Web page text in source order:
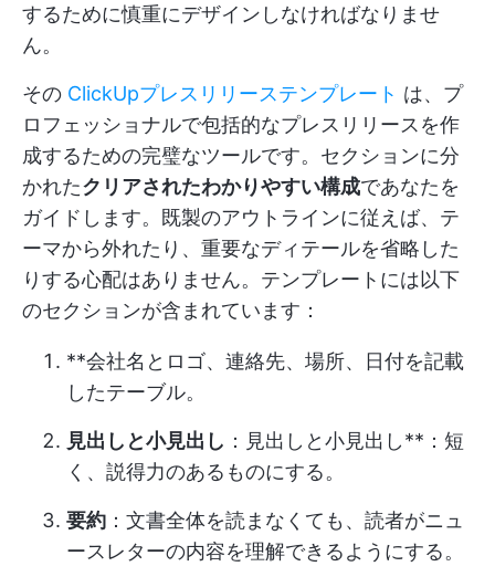
するために慎重にデザインしなければなりませ
ん。
その ClickUpプレスリリーステンプレート は、プ
ロフェッショナルで包括的なプレスリリースを作
成するための完璧なツールです。セクションに分
かれたクリアされたわかりやすい構成であなたを
ガイドします。既製のアウトラインに従えば、テ
ーマから外れたり、重要なディテールを省略した
りする心配はありません。テンプレートには以下
のセクションが含まれています：
**会社名とロゴ、連絡先、場所、日付を記載
したテーブル。
見出しと小見出し ：見出しと小見出し**：短
く、説得力のあるものにする。
要約 ：文書全体を読まなくても、読者がニュ
ースレターの内容を理解できるようにする。